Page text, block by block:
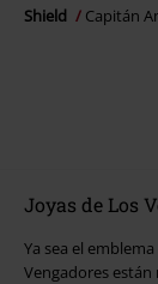
Shield Capitán
Joyas de Los
Ya sea el
Vengadores están